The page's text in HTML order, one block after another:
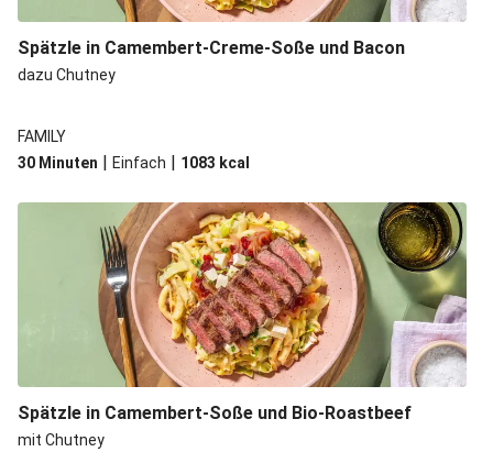
Spätzle in Camembert-Creme-Soße und Bacon
dazu Chutney
FAMILY
30 Minuten | Einfach | 1083 kcal
Spätzle in Camembert-Soße und Bio-Roastbeef
mit Chutney